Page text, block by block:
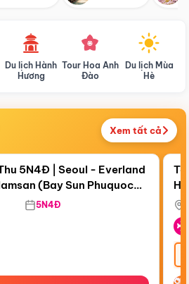
Du lịch Hành
Hương
Tour Hoa Anh
Đào
Du lịch Mùa
Hè
Xem tất cả
Điểm nổi bật
5N4Đ | Seoul - Everland
(Bay Sun Phuquoc
5N4Đ